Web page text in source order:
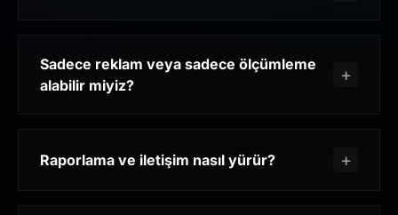
Sadece reklam veya sadece ölçümleme
alabilir miyiz?
Raporlama ve iletişim nasıl yürür?